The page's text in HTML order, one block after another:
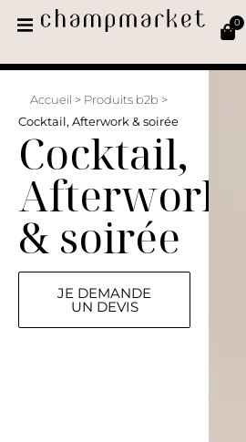
0
Accueil > Produits b2b >
Cocktail, Afterwork & soirée
Cocktail,
Afterwork
& soirée
JE DEMANDE
UN DEVIS